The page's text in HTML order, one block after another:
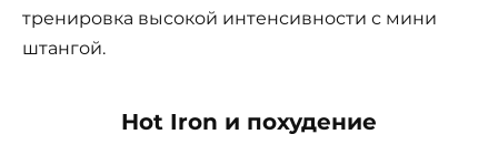
тренировка высокой интенсивности с мини
штангой.
Hot Iron и похудение